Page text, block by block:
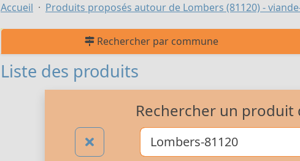
Accueil Produits proposés autour de Lombers (81120) -
Rechercher par commune
Liste des produits
Rechercher un